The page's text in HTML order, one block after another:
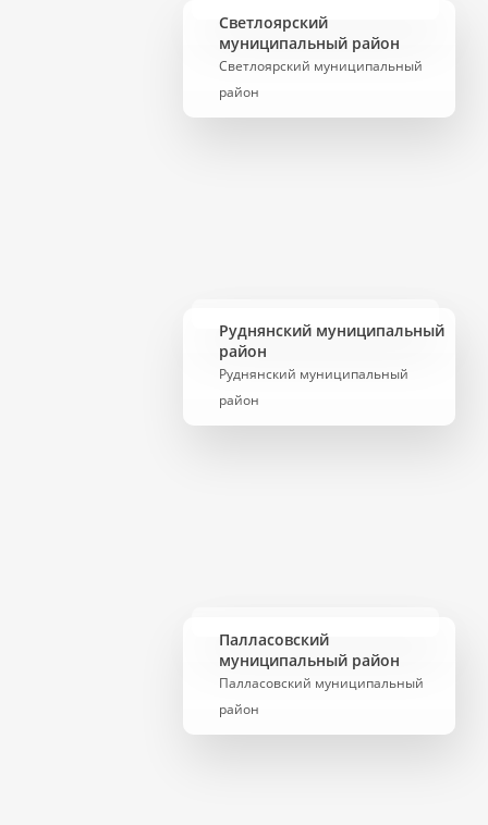
Светлоярский
муниципальный район
Светлоярский муниципальный
район
Руднянский муниципальный
район
Руднянский муниципальный
район
Палласовский
муниципальный район
Палласовский муниципальный
район